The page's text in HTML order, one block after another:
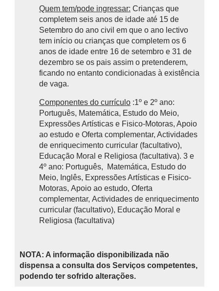
Quem tem/pode ingressar: Crianças que
completem seis anos de idade até 15 de
Setembro do ano civil em que o ano lectivo
tem início ou crianças que completem os 6
anos de idade entre 16 de setembro e 31 de
dezembro se os pais assim o pretenderem,
ficando no entanto condicionadas à existência
de vaga.
Componentes do currículo :1º e 2º ano:
Português, Matemática, Estudo do Meio,
Expressões Artísticas e Fisico-Motoras, Apoio
ao estudo e Oferta complementar, Actividades
de enriquecimento curricular (facultativo),
Educação Moral e Religiosa (facultativa). 3 e
4º ano: Português, Matemática, Estudo do
Meio, Inglês, Expressões Artísticas e Fisico-
Motoras, Apoio ao estudo, Oferta
complementar, Actividades de enriquecimento
curricular (facultativo), Educação Moral e
Religiosa (facultativa)
NOTA: A informação disponibilizada não
dispensa a consulta dos Serviços competentes,
podendo ter sofrido alterações.